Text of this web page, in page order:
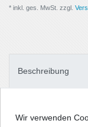
* inkl. ges. MwSt. zzgl.
Beschreibung
Wir verwenden